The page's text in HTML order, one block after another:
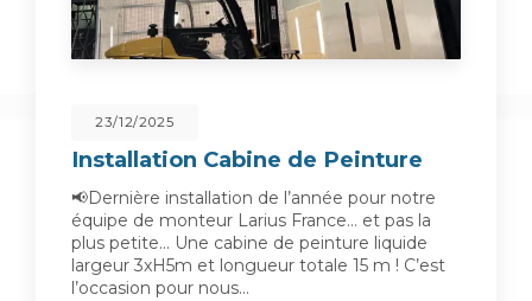
23/12/2025
Installation Cabine de Peinture
📢Dernière installation de l’année pour notre
équipe de monteur Larius France… et pas la
plus petite… Une cabine de peinture liquide
largeur 3xH5m et longueur totale 15 m ! C’est
l’occasion pour nous…